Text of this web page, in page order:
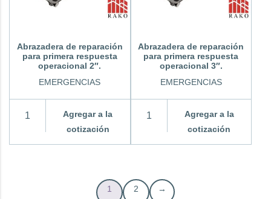
Abrazadera de reparación
para primera respuesta
operacional 2″.
EMERGENCIAS
Agregar a la
cotización
Abrazadera de reparación
para primera respuesta
operacional 3″.
EMERGENCIAS
Agregar a la
cotización
1 2 →